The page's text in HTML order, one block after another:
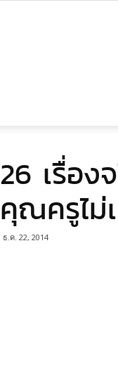
26 เรื่อง
คุณครูไ
ธ.ค. 22, 2014